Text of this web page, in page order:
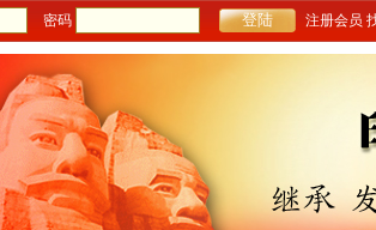
密码 注册会员